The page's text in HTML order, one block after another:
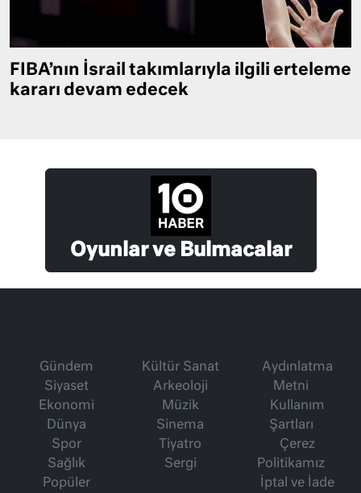
FIBA’nın İsrail takımlarıyla ilgili erteleme
kararı devam edecek
Oyunlar ve Bulmacalar
Gündem
Siyaset
Ekonomi
Dünya
Spor
Sağlık
Popüler
Kültür Sanat
Arkeoloji
Müzik
Sinema
Tiyatro
Sergi
Aydınlatma
Metni
Kullanım
Şartları
Çerez
Politikamız
İptal ve İade